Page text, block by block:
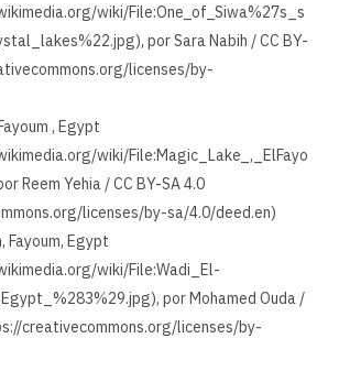
wiki/File:One_of_Siwa%27s_s
por Sara Nabih / CC BY-
licenses/by-
, Egypt
wiki/File:Magic_Lake_,_ElFayo
Reem Yehia / CC BY-SA 4.0
licenses/by-sa/4.0/deed.en)
Fayoum, Egypt
wiki/File:Wadi_El-
por Mohamed Ouda /
creativecommons.org/licenses/by-